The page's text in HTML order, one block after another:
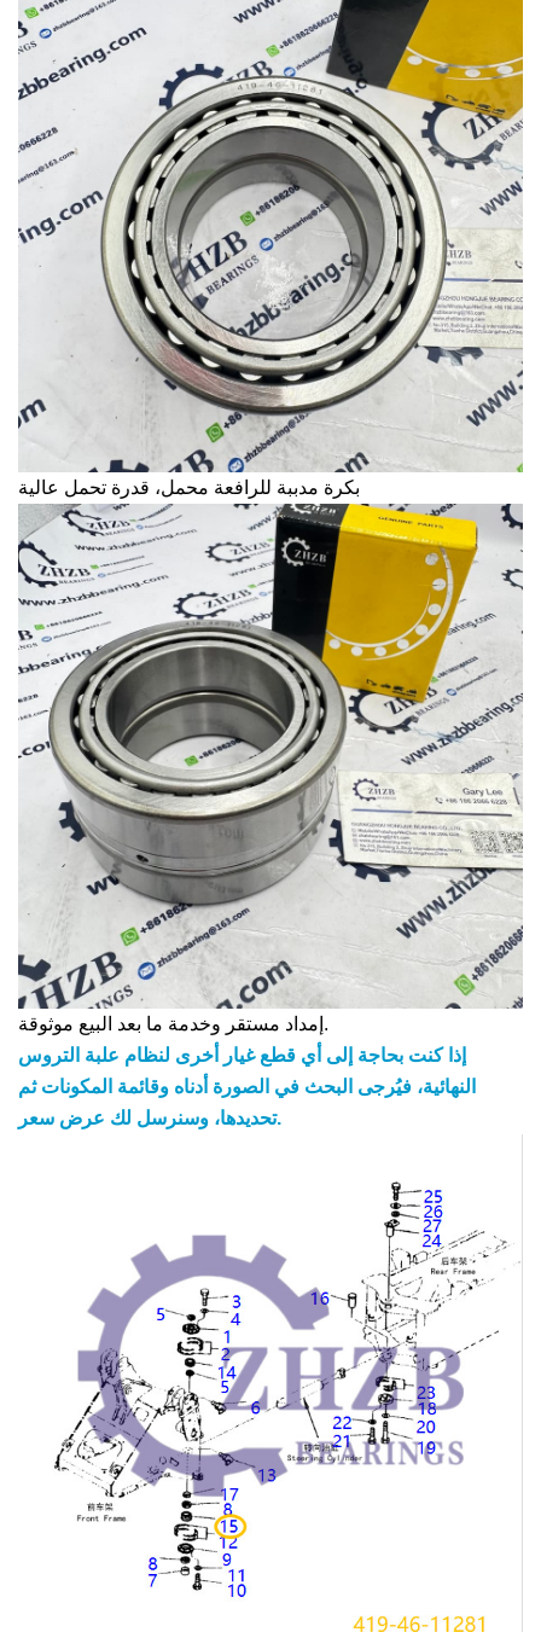
بكرة مدببة للرافعة محمل، قدرة تحمل عالية
إمداد مستقر وخدمة ما بعد البيع موثوقة.
إذا كنت بحاجة إلى أي قطع غيار أخرى لنظام علبة التروس
النهائية، فيُرجى البحث في الصورة أدناه وقائمة المكونات ثم
تحديدها، وسنرسل لك عرض سعر.